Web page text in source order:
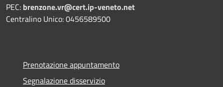
PEC: brenzone.vr@cert.ip-veneto.net
Centralino Unico: 0456589500
Prenotazione appuntamento
Segnalazione disservizio